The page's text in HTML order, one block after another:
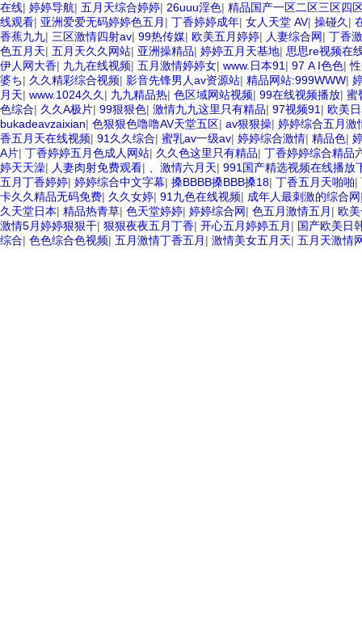
在线| 婷婷导航| 五月天综合婷婷| 26uuu淫色| 精品国产一区二区三区四
线观看| 亚洲爱爱无码婷婷色五月 | 丁香婷婷成年| 女人天堂 AV| 操碰久 |
香蕉九九| 三区激情四射av| 99热传媒| 欧美五月婷婷| 人妻综合网| 丁香
色五月天| 五月天久久网站| 亚洲操精品| 婷婷五月天基地| 思思re视频在
伊人网大香| 九九在线视频| 五月激情婷婷女| www.日本91 | 97 A I色色|
婆ち| 久久精彩综合视频| 影音先锋男人av资源站| 精品网站:999WWW|
月天| www.1024久久 | 九九精品热| 色区域网站视频| 99在线视频播放| 蜜
色综合| 久久A极片| 99狠狠色| 激情九九这里只有精品| 97视频91 | 欧美
bukadeavzaixian| 色狠狠色噜噜AV天堂五区| av狠狠操| 婷婷综合五月激
香五月天在线视频| 91久久综合| 蜜乳av一级av| 婷婷综合激情| 精品色|
A片| 丁香婷婷五月色成人网站| 久久色这里只有精品| 丁香婷婷综合精品
婷天天澡| 人妻肉射免费观看| 、激情六月天| 991国产精选视频在线播放
五月丁香婷婷| 婷婷综合中文字幕| 搡BBBB搡BBB搡18| 丁香五月天啪啪|
卡久久精品无码免费| 久久女婷| 91九色在线视频| 成年人最刺激的综合网
久天堂日本| 精品热青草| 色天堂婷婷| 婷婷综合网| 色五月激情五月 | 欧
激情5月婷婷狠狠干| 狠狠夜夜五月丁香| 开心五月婷婷五月 | 国产欧美日
综合| 色色综合色视频| 五月激情丁香五月 | 激情美女五月天| 五月天激情